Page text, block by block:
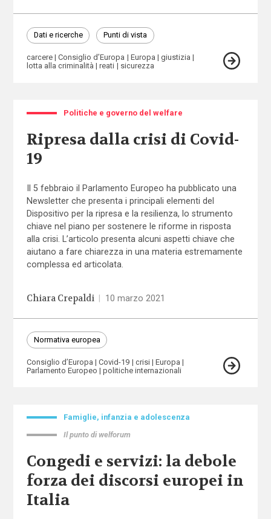
Dati e ricerche Punti di vista
carcere Consiglio d’Europa Europa
giustizia
lotta alla criminalità
reati sicurezza
Politiche e governo del welfare
Ripresa dalla crisi di Covid-
19
Il 5 febbraio il Parlamento Europeo ha pubblicato una
Newsletterche presenta i principali elementi del
Dispositivo per la ripresa e la resilienza, lo strumento
chiave nel piano per sostenere le riforme in risposta
alla crisi. L’articolo presenta alcuni aspetti chiave che
aiutano a fare chiarezza in una materia estremamente
complessa ed articolata.
Chiara Crepaldi 10 marzo 2021
Normativa europea
Consiglio d’Europa Covid-19 crisi
Europa
Parlamento Europeo
politiche internazionali
Famiglie, infanzia e adolescenza
Il punto di welforum
Congedi e servizi: la debole
forza dei discorsi europei in
Italia